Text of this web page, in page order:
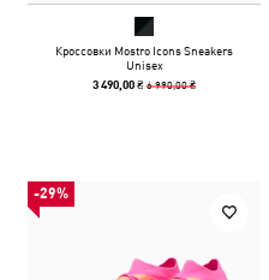
Кроссовки Mostro Icons Sneakers
Unisex
3 490,00 ₴6 990,00 ₴
-29%